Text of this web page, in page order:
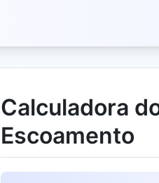
Calculadora
Escoamento